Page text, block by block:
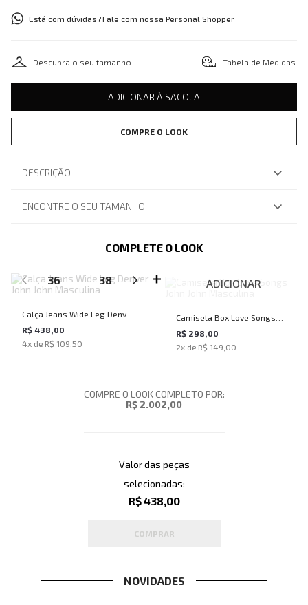
Está com dúvidas?Fale com nossa Personal Shopper
Descubra o seu tamanho Tabela de Medidas
ADICIONAR À SACOLA
COMPRE O LOOK
DESCRIÇÃO
ENCONTRE O SEU TAMANHO
COMPLETE O LOOK
36 38 40 42 44
Calça Jeans Wide Leg Denver
John John Masculina
R$ 438,00
4x de R$ 109,50
ADICIONAR
Camiseta Box Love Songs
John John Masculina
R$ 298,00
2x de R$ 149,00
COMPRE O LOOK COMPLETO POR:
R$ 2.002,00
Valor das peças
selecionadas:
R$ 438,00
COMPRAR
NOVIDADES